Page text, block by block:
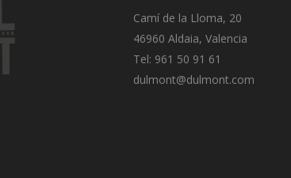
Camí de la Lloma, 20
46960 Aldaia, Valencia
Tel: 961 50 91 61
dulmont@dulmont.com